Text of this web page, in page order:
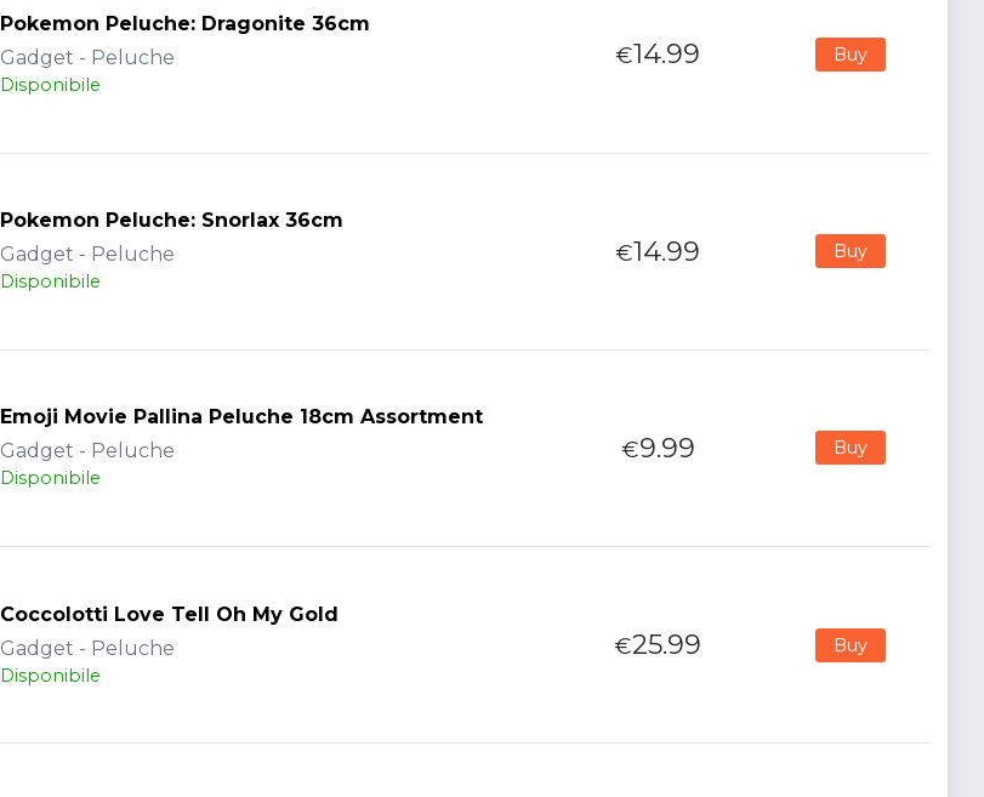
Pokemon Peluche: Dragonite 36cm
Gadget - Peluche
Disponibile
€14.99 Buy
Pokemon Peluche: Snorlax 36cm
Gadget - Peluche
Disponibile
€14.99 Buy
Emoji Movie Pallina Peluche 18cm Assortment
Gadget - Peluche
Disponibile
€9.99 Buy
Coccolotti Love Tell Oh My Gold
Gadget - Peluche
Disponibile
€25.99 Buy